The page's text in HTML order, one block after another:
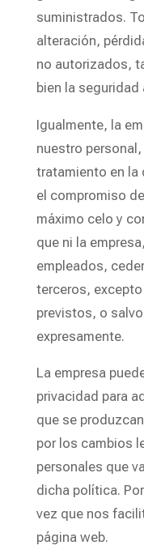
suministrados.
alteración,
no autorizados,
bien la
Igualmente, la
nuestro
tratamiento en la
el compromiso
máximo celo y
que ni la
empleados,
terceros,
previstos, o
expresamente.
La empresa
privacidad para
que se
por los cambios
personales que
dicha política.
vez que nos
página web.